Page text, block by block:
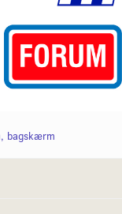
bagskærm